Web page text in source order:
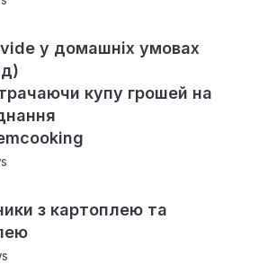
у домашніх умовах
купу грошей на
з картоплею та